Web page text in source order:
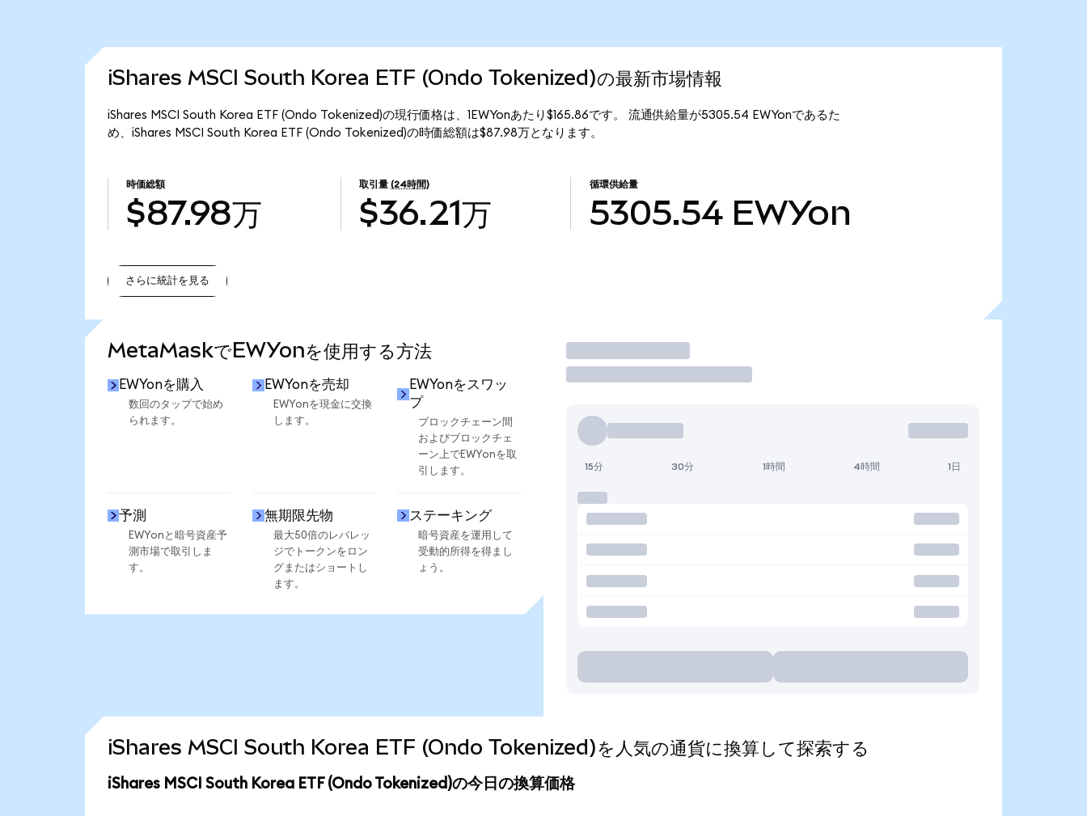
iShares MSCI South Korea ETF (Ondo Tokenized)の最新市場情報
iShares MSCI South Korea ETF (Ondo Tokenized)の現行価格は、1EWYonあたり$165.86です。 流通供給量が5305.54 EWYonであるた
め、iShares MSCI South Korea ETF (Ondo Tokenized)の時価総額は$87.98万となります。
時価総額
$87.98万
取引量 (24時間)
$36.21万
循環供給量
5305.54 EWYon
さらに統計を見る
MetaMaskでEWYonを使用する方法
EWYonを購入
数回のタップで始め
られます。
EWYonを売却
EWYonを現金に交換
します。
EWYonをスワッ
プ
ブロックチェーン間
およびブロックチェ
ーン上でEWYonを取
引します。
予測
EWYonと暗号資産予
測市場で取引しま
す。
無期限先物
最大50倍のレバレッ
ジでトークンをロン
グまたはショートし
ます。
ステーキング
暗号資産を運用して
受動的所得を得まし
ょう。
取引
15分 30分 1時間 4時間 1日
iShares MSCI South Korea ETF (Ondo Tokenized)を人気の通貨に換算して探索する
iShares MSCI South Korea ETF (Ondo Tokenized)の今日の換算価格